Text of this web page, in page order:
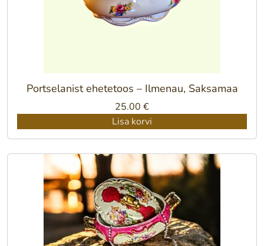
Portselanist ehetetoos – Ilmenau, Saksamaa
25.00 €
Lisa korvi